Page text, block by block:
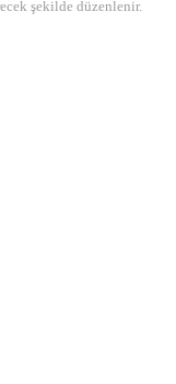
şekilde düzenlenir.